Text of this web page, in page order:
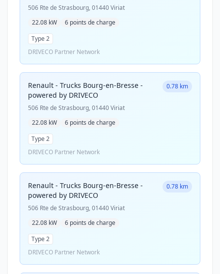
506 Rte de Strasbourg, 01440 Viriat
22.08 kW
6 points de charge
Type 2
DRIVECO Partner Network
Renault - Trucks Bourg-en-Bresse -
powered by DRIVECO
0.78 km
506 Rte de Strasbourg, 01440 Viriat
22.08 kW
6 points de charge
Type 2
DRIVECO Partner Network
Renault - Trucks Bourg-en-Bresse -
powered by DRIVECO
0.78 km
506 Rte de Strasbourg, 01440 Viriat
22.08 kW
6 points de charge
Type 2
DRIVECO Partner Network